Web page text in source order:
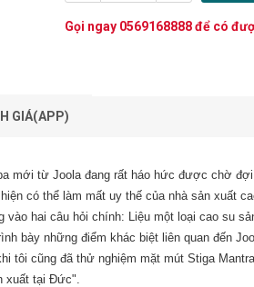
Gọi ngay 0569168888để có
GIÁ(APP)
mới từ Joola đang rất háo hức được chờ
có thể làm mất uy thế của nhà sản xuất
vào hai câu hỏi chính: Liệu một loại cao su
bày những điểm khác biệt liên quan đến
tôi cũng đã thử nghiệm mặt mút Stiga
xuất tại Đức".